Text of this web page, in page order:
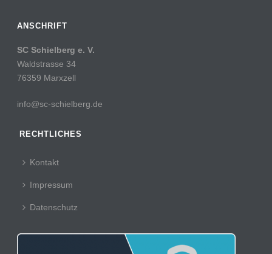
ANSCHRIFT
SC Schielberg e. V.
Waldstrasse 34
76359 Marxzell
info@sc-schielberg.de
RECHTLICHES
Kontakt
Impressum
Datenschutz